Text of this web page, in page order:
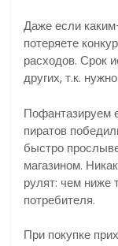
Даже если
потеряете
расходов. Срок
других, т.к.
Пофантазируем
пиратов
быстро
магазином.
рулят: чем ниже
потребителя.
При покупке